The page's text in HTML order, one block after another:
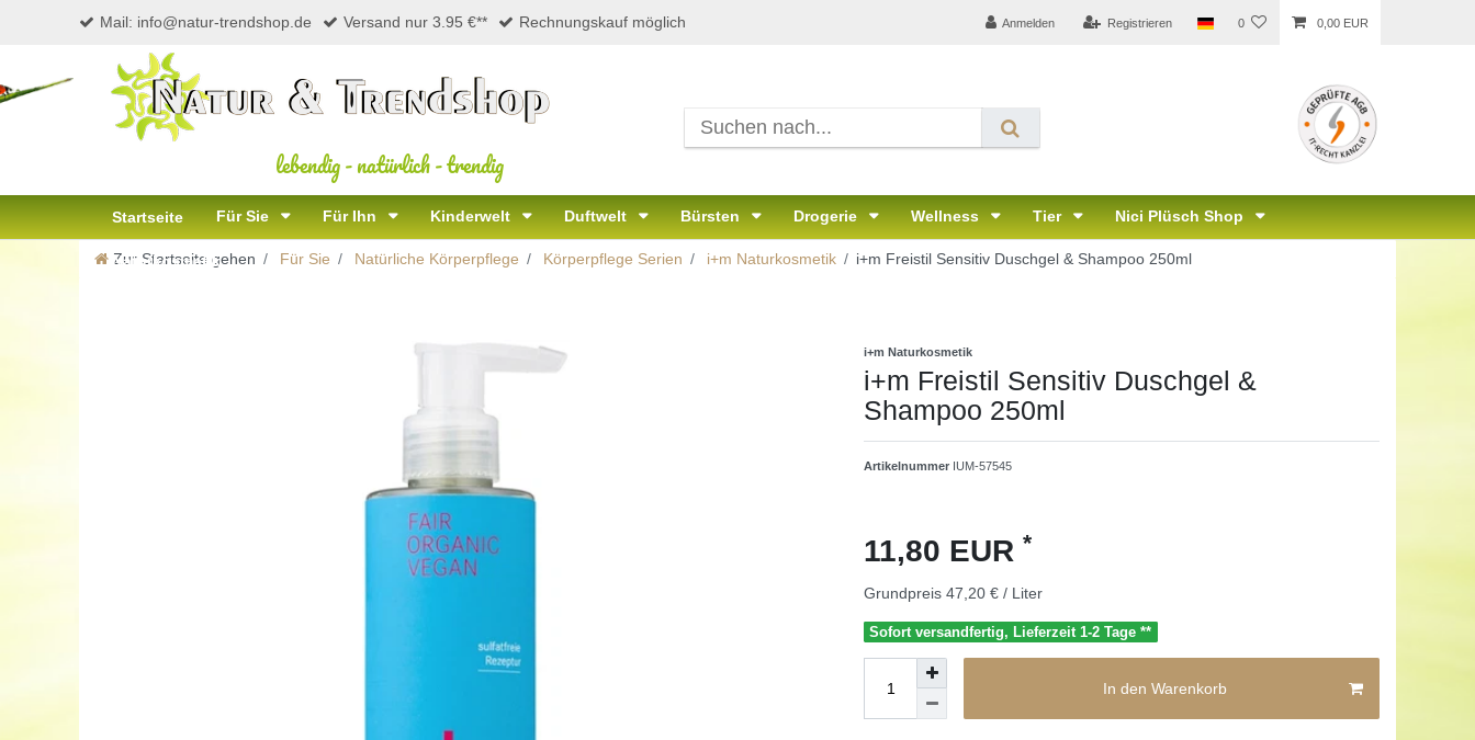
Mail: info@natur-trendshop.de Versand nur 3.95 €** Rechnungskauf möglich Anmelden Registrieren 0 0,00 EUR
lebendig-natürlich-trendig
Startseite Für Sie Für Ihn Kinderwelt Duftwelt Bürsten Drogerie Wellness Tier Nici Plüsch Shop
Naturkosmetik
Zur Startseite gehen Für Sie Natürliche Körperpflege Körperpflege Serien i+m Naturkosmetik i+m Freistil Sensitiv Duschgel & Shampoo 250ml
i+m Naturkosmetik
i+m Freistil Sensitiv Duschgel &
Shampoo 250ml
Artikelnummer IUM-57545
11,80 EUR *
Grundpreis 47,20 € / Liter
Sofort versandfertig, Lieferzeit 1-2 Tage **
In den Warenkorb